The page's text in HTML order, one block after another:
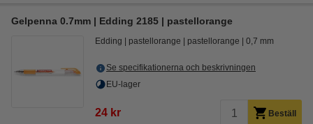
Gelpenna 0.7mm | Edding 2185 | pastellorange
Edding pastellorange pastellorange 0,7 mm
Se specifikationerna och beskrivningen
EU-lager
24 kr Beställ